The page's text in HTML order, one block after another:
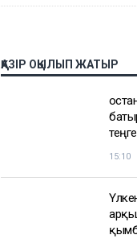
ҚАЗІР ОҚЫЛЫП ЖАТЫР
15:10